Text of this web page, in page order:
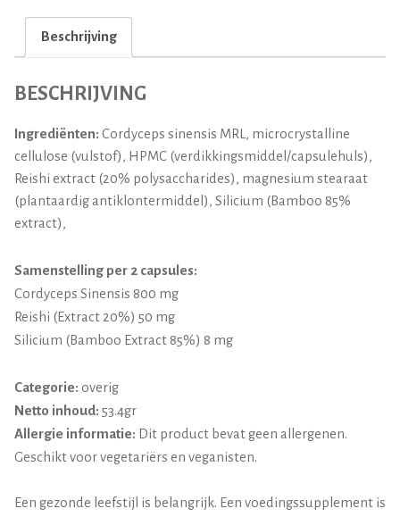
Beschrijving
BESCHRIJVING
Ingrediënten: Cordyceps sinensis MRL, microcrystalline
cellulose (vulstof), HPMC (verdikkingsmiddel/capsulehuls),
Reishi extract (20% polysaccharides), magnesium stearaat
(plantaardig antiklontermiddel), Silicium (Bamboo 85%
extract),
Samenstelling per 2 capsules:
Cordyceps Sinensis 800 mg
Reishi (Extract 20%) 50 mg
Silicium (Bamboo Extract 85%) 8 mg
Categorie: overig
Netto inhoud: 53.4gr
Allergie informatie: Dit product bevat geen allergenen.
Geschikt voor vegetariërs en veganisten.
Een gezonde leefstijl is belangrijk. Een voedingssupplement is